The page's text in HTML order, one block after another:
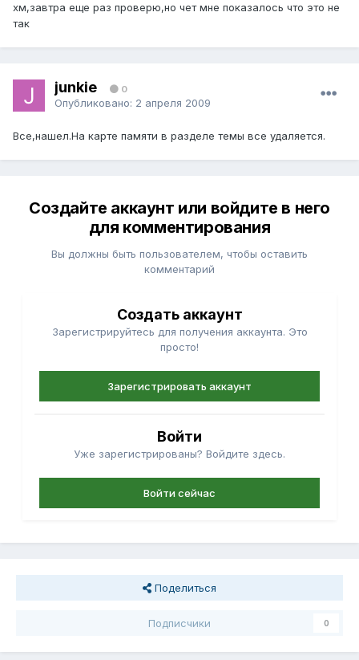
хм,завтра еще раз проверю,но чет мне показалось что это не
так
junkie 0
Опубликовано: 2 апреля 2009
Все,нашел.На карте памяти в разделе темы все удаляется.
Создайте аккаунт или войдите в него
для комментирования
Вы должны быть пользователем, чтобы оставить
комментарий
Создать аккаунт
Зарегистрируйтесь для получения аккаунта. Это
просто!
Зарегистрировать аккаунт
Войти
Уже зарегистрированы? Войдите здесь.
Войти сейчас
Поделиться
Подписчики 0